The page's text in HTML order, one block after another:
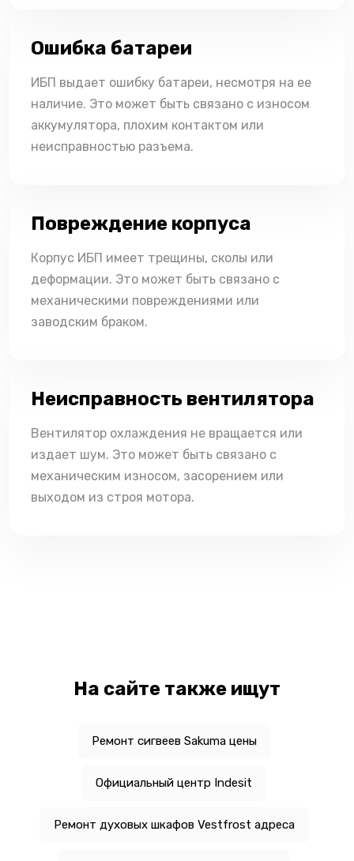
Ошибка батареи
ИБП выдает ошибку батареи, несмотря на ее
наличие. Это может быть связано с износом
аккумулятора, плохим контактом или
неисправностью разъема.
Повреждение корпуса
Корпус ИБП имеет трещины, сколы или
деформации. Это может быть связано с
механическими повреждениями или
заводским браком.
Неисправность вентилятора
Вентилятор охлаждения не вращается или
издает шум. Это может быть связано с
механическим износом, засорением или
выходом из строя мотора.
На сайте также ищут
Ремонт сигвеев Sakuma цены
Официальный центр Indesit
Ремонт духовых шкафов Vestfrost адреса